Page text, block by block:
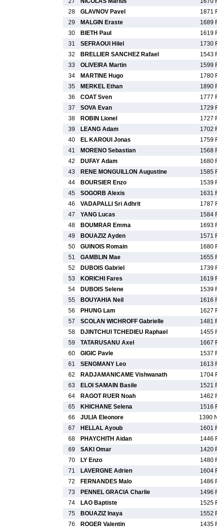
28
GLAVNOV Pavel
1871
29
MALGIN Eraste
1689
30
BIETH Paul
1619
31
SEFRAOUI Hilel
1730
32
BRELLIER SANCHEZ Rafael
1543
33
OLIVEIRA Martin
1599
34
MARTINE Hugo
1780
35
MERKEL Ethan
1890
36
COAT Sven
1777
37
SOVA Evan
1729
38
ROBIN Lionel
1727
39
LEANG Adam
1702
40
EL KAROUI Jonas
1759
41
MORENO Sebastian
1568
42
DUFAY Adam
1680
43
RENE MONGUILLON Augustine
1585
44
BOURSIER Enzo
1539
45
SOGORB Alexis
1631
46
VADAPALLI Sri Adhrit
1787
47
YANG Lucas
1584
48
BOUMRAR Emma
1693
49
BOUAZIZ Ayden
1571
50
GUINOIS Romain
1680
51
GAMBLIN Mae
1655
52
DUBOIS Gabriel
1739
53
KORICHI Fares
1619
54
DUBOIS Selene
1539
55
BOUYAHIA Neil
1616
56
PHUNG Lam
1627
57
SCOLAN WICHROFF Gabrielle
1481
58
DJINTCHUI TCHEDIEU Raphael
1455
59
TATARUSANU Axel
1667
60
GIGIC Pavle
1537
61
SENGMANY Leo
1613
62
RADJAMANICAME Vishwanath
1704
63
ELOI SAMAIN Basile
1521
64
RAGOT RUER Noah
1462
65
KHICHANE Selena
1516
66
JULIA Eleonore
1390
67
HELLAL Ayoub
1601
68
PHAYCHITH Aidan
1446
69
SAKI Omar
1420
70
LY Enzo
1480
71
LAVERGNE Adrien
1604
72
FERNANDES Malo
1486
73
PENNEL GRACIA Charlie
1496
74
LAO Baptiste
1525
75
BOUAZIZ Inaya
1552
76
ROGER Valentin
1435